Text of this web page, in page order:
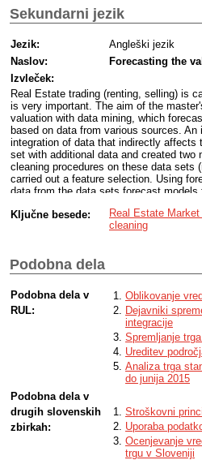
Sekundarni jezik
Jezik:
Angleški jezik
Naslov:
Forecasting the
Izvleček:
Real Estate trading (renting, selling) is
is very important. The aim of the
valuation with data mining, which
based on data from various sources.
integration of data that indirectly affects
set with additional data and created two
cleaning procedures on these data sets
carried out a feature selection. Using
data from the data sets forecast
absolute error (MAE) of € 10,986.15,
14,496.75. Both methods exceed the
The forecast model includes the state
evaluation, based on complex
Ključne besede:
Real Estate Market
cleaning
Podobna dela
Podobna dela v
RUL:
Oblikovanje
Dejavniki
integracije
Spremljanje
Ureditev
Analiza trga
do junija 2015
Podobna dela v
drugih slovenskih
zbirkah:
Stroškovni
Uporaba
Ocenjevanje
trgu v Sloveniji